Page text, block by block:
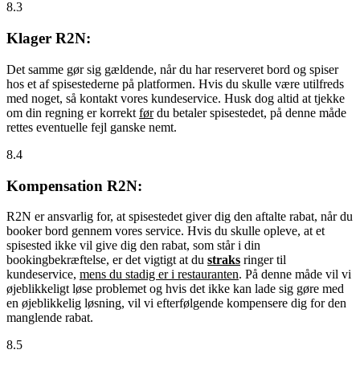
8.3
Klager R2N:
Det samme gør sig gældende, når du har reserveret bord og spiser
hos et af spisestederne på platformen. Hvis du skulle være utilfreds
med noget, så kontakt vores kundeservice. Husk dog altid at tjekke
om din regning er korrekt førdu betaler spisestedet, på denne måde
rettes eventuelle fejl ganske nemt.
8.4
Kompensation R2N:
R2N er ansvarlig for, at spisestedet giver dig den aftalte rabat, når du
booker bord gennem vores service. Hvis du skulle opleve, at et
spisested ikke vil give dig den rabat, som står i din
bookingbekræftelse, er det vigtigt at du straks ringer til
kundeservice, mens du stadig er i restauranten. På denne måde vil vi
øjeblikkeligt løse problemet og hvis det ikke kan lade sig gøre med
en øjeblikkelig løsning, vil vi efterfølgende kompensere dig for den
manglende rabat.
8.5